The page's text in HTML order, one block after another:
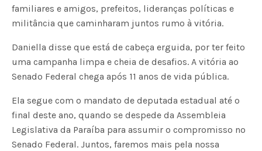
familiares e amigos, prefeitos, lideranças políticas e
militância que caminharam juntos rumo à vitória.
Daniella disse que está de cabeça erguida, por ter feito
uma campanha limpa e cheia de desafios. A vitória ao
Senado Federal chega após 11 anos de vida pública.
Ela segue com o mandato de deputada estadual até o
final deste ano, quando se despede da Assembleia
Legislativa da Paraíba para assumir o compromisso no
Senado Federal. Juntos, faremos mais pela nossa